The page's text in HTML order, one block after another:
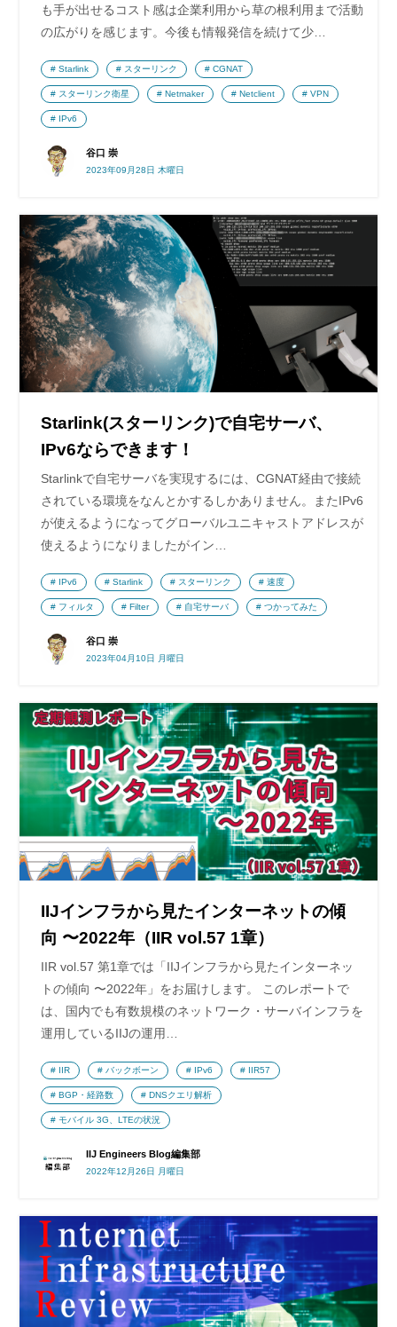
も手が出せるコスト感は企業利用から草の根利用まで活動
の広がりを感じます。今後も情報発信を続けて少…
谷口 崇
2023年09月28日 木曜日
Starlink スターリンク CGNAT
スターリンク衛星 Netmaker Netclient VPN
IPv6
Starlink(スターリンク)で自宅サーバ、
IPv6ならできます！
Starlinkで自宅サーバを実現するには、CGNAT経由で接続
されている環境をなんとかするしかありません。またIPv6
が使えるようになってグローバルユニキャストアドレスが
使えるようになりましたがイン…
谷口 崇
2023年04月10日 月曜日
IPv6 Starlink スターリンク 速度
フィルタ Filter 自宅サーバ つかってみた
IIJインフラから見たインターネットの傾
向 〜2022年（IIR vol.57 1章）
IIR vol.57 第1章では「IIJインフラから見たインターネッ
トの傾向 〜2022年」をお届けします。 このレポートで
は、国内でも有数規模のネットワーク・サーバインフラを
運用しているIIJの運用…
IIJ Engineers Blog編集部
2022年12月26日 月曜日
IIR バックボーン IPv6 IIR57
BGP・経路数 DNSクエリ解析
モバイル 3G、LTEの状況